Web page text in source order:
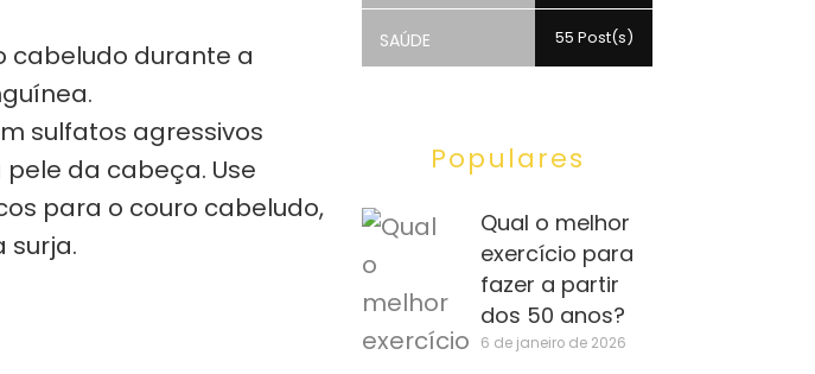
cabeludo durante a
sulfatos agressivos
da cabeça. Use
para o couro cabeludo,
surja.
SAÚDE 55 Post(s)
Populares
Qual o melhor
exercício para
fazer a partir
dos 50 anos?
6 de janeiro de 2026